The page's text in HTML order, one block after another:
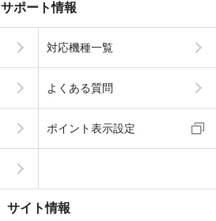
サポート情報
対応機種一覧
よくある質問
ポイント表示設定
サイト情報